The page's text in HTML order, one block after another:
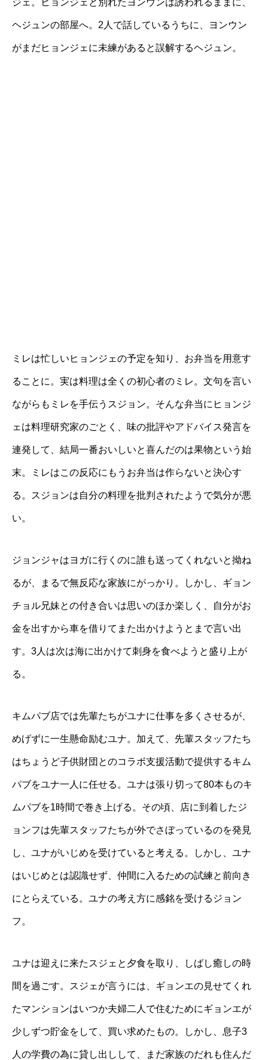
ヘジュンの部屋へ。2人で話しているうちに、ヨンウン
がまだヒョンジェに未練があると誤解するヘジュン。
ミレは忙しいヒョンジェの予定を知り、お弁当を用意す
ることに。実は料理は全くの初心者のミレ。文句を言い
ながらもミレを手伝うスジョン。そんな弁当にヒョンジ
ェは料理研究家のごとく、味の批評やアドバイス発言を
連発して、結局一番おいしいと喜んだのは果物という始
末。ミレはこの反応にもうお弁当は作らないと決心す
る。スジョンは自分の料理を批判されたようで気分が悪
い。
ジョンジャはヨガに行くのに誰も送ってくれないと拗ね
るが、まるで無反応な家族にがっかり。しかし、ギョン
チョル兄妹との付き合いは思いのほか楽しく、自分がお
金を出すから車を借りてまた出かけようとまで言い出
す。3人は次は海に出かけて刺身を食べようと盛り上が
る。
キムパブ店では先輩たちがユナに仕事を多くさせるが、
めげずに一生懸命励むユナ。加えて、先輩スタッフたち
はちょうど子供財団とのコラボ支援活動で提供するキム
パブをユナ一人に任せる。ユナは張り切って80本ものキ
ムパブを1時間で巻き上げる。その頃、店に到着したジ
ョンフは先輩スタッフたちが外でさぼっているのを発見
し、ユナがいじめを受けていると考える。しかし、ユナ
はいじめとは認識せず、仲間に入るための試練と前向き
にとらえている。ユナの考え方に感銘を受けるジョン
フ。
ユナは迎えに来たスジェと夕食を取り、しばし癒しの時
間を過ごす。スジェが言うには、ギョンエの見せてくれ
たマンションはいつか夫婦二人で住むためにギョンエが
少しずつ貯金をして、買い求めたもの。しかし、息子3
人の学費の為に貸し出しして、まだ家族のだれも住んだ